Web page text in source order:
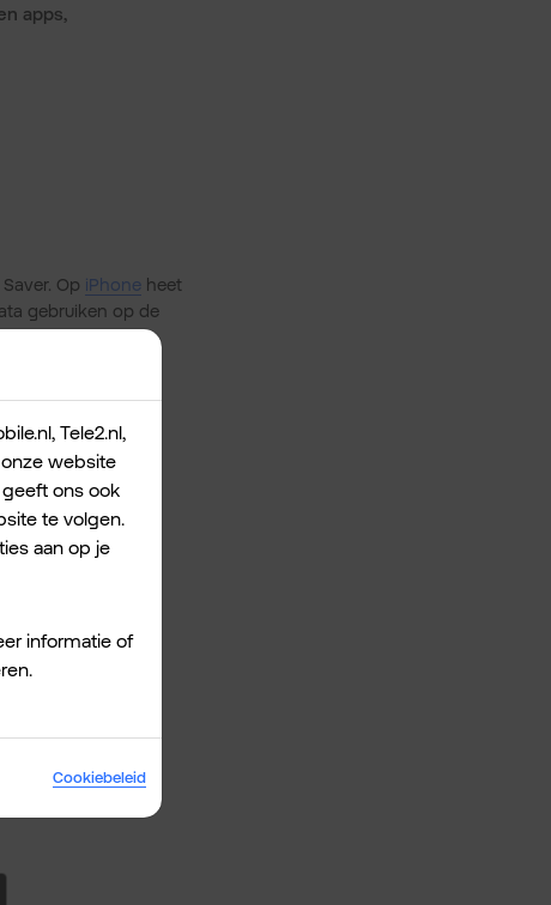
apps,
Op iPhoneheet
gebruiken op de
alvast. Handig in
maps
Tele2.nl,
onze website
ons ook
te volgen.
aan op je
informatie of
Cookiebeleid